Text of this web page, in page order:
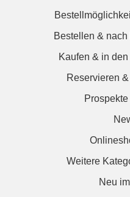
Bestellen &
Kaufen & in
Reservieren
Weitere
Neu